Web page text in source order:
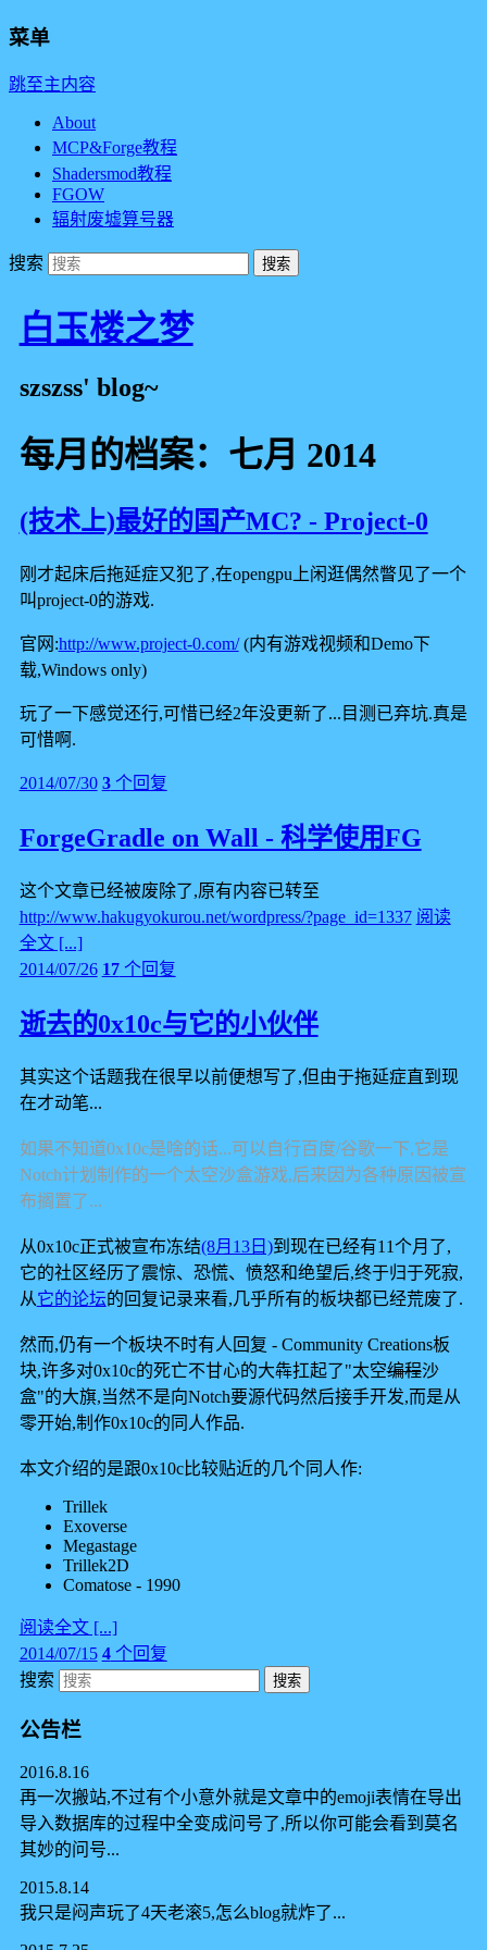
菜单
跳至主内容
About
MCP&Forge教程
Shadersmod教程
FGOW
辐射废墟算号器
搜索
白玉楼之梦
szszss' blog~
每月的档案： 七月 2014
(技术上)最好的国产MC? - Project-0
刚才起床后拖延症又犯了,在opengpu上闲逛偶然瞥见了一个
叫project-0的游戏.
官网:http://www.project-0.com/(内有游戏视频和Demo下
载,Windows only)
玩了一下感觉还行,可惜已经2年没更新了...目测已弃坑.真是
可惜啊.
2014/07/30 3个回复
ForgeGradle on Wall - 科学使用FG
这个文章已经被废除了,原有内容已转至
http://www.hakugyokurou.net/wordpress/?page_id=1337 阅读
全文 [...]
2014/07/26 17个回复
逝去的0x10c与它的小伙伴
其实这个话题我在很早以前便想写了,但由于拖延症直到现
在才动笔...
如果不知道0x10c是啥的话...可以自行百度/谷歌一下,它是
Notch计划制作的一个太空沙盒游戏,后来因为各种原因被宣
布搁置了...
从0x10c正式被宣布冻结(8月13日)到现在已经有11个月了,
它的社区经历了震惊、恐慌、愤怒和绝望后,终于归于死寂,
从它的论坛的回复记录来看,几乎所有的板块都已经荒废了.
然而,仍有一个板块不时有人回复 - Community Creations板
块,许多对0x10c的死亡不甘心的大犇扛起了"太空编程沙
盒"的大旗,当然不是向Notch要源代码然后接手开发,而是从
零开始,制作0x10c的同人作品.
本文介绍的是跟0x10c比较贴近的几个同人作:
Trillek
Exoverse
Megastage
Trillek2D
Comatose - 1990
阅读全文 [...]
2014/07/15 4个回复
搜索
公告栏
2016.8.16
再一次搬站,不过有个小意外就是文章中的emoji表情在导出
导入数据库的过程中全变成问号了,所以你可能会看到莫名
其妙的问号...
2015.8.14
我只是闷声玩了4天老滚5,怎么blog就炸了...